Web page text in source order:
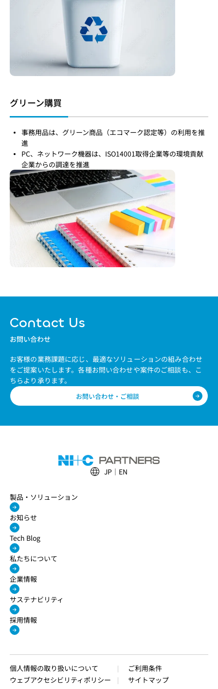
グリーン購買
事務用品は、グリーン商品（エコマーク認定等）の利用を推
進
PC、ネットワーク機器は、ISO14001取得企業等の環境貢献
企業からの調達を推進
Contact Us
お問い合わせ
お客様の業務課題に応じ、最適なソリューションの組み合わせ
をご提案いたします。各種お問い合わせや案件のご相談も、こ
ちらより承ります。
お問い合わせ・ご相談
JP EN
製品・ソリューション
お知らせ
Tech Blog
私たちについて
企業情報
サステナビリティ
採用情報
個人情報の取り扱いについて
ご利用条件
ウェブアクセシビリティポリシー
サイトマップ